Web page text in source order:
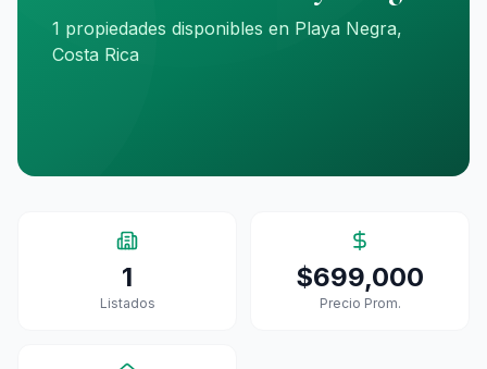
1 propiedades disponibles en Playa Negra,
Costa Rica
1
Listados
$699,000
Precio Prom.